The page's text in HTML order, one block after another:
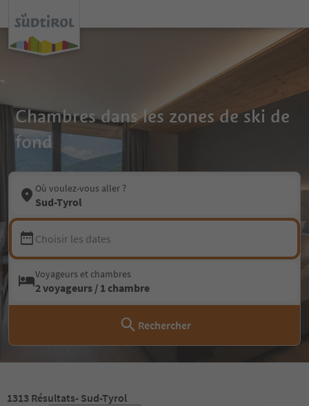
Chambres dans les zones de ski de
fond
Où voulez-vous aller ?
Sud-Tyrol
Choisir les dates
Voyageurs et chambres
2 voyageurs / 1 chambre
Rechercher
1313 Résultats- Sud-Tyrol